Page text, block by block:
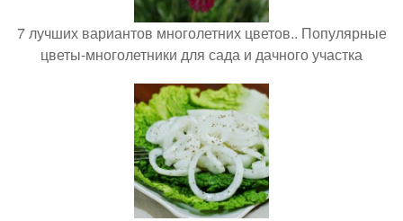
7 лучших вариантов многолетних цветов.. Популярные
цветы-многолетники для сада и дачного участка